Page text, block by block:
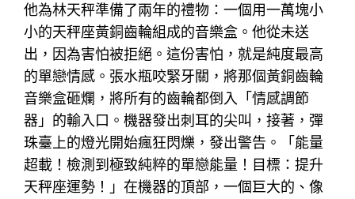
他為林天秤準備了兩年的禮物：一個用一萬塊小
小的天秤座黃銅齒輪組成的音樂盒。他從未送
出，因為害怕被拒絕。這份害怕，就是純度最高
的單戀情感。張水瓶咬緊牙關，將那個黃銅齒輪
音樂盒砸爛，將所有的齒輪都倒入「情感調節
器」的輸入口。機器發出刺耳的尖叫，接著，彈
珠臺上的燈光開始瘋狂閃爍，發出警告。「能量
超載！檢測到極致純粹的單戀能量！目標：提升
天秤座運勢！」在機器的頂部，一個巨大的、像